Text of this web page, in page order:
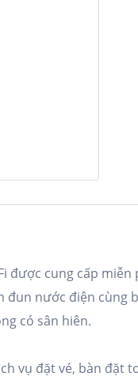
cung cấp
nước điện cùng
có sân hiên.
vụ đặt vé, bàn